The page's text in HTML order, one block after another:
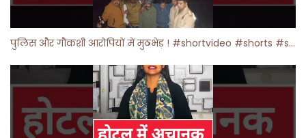
पुलिस और गौकशी आरोपियों में मुठभेड़ ! #shortvideo #shorts #shortsfeed